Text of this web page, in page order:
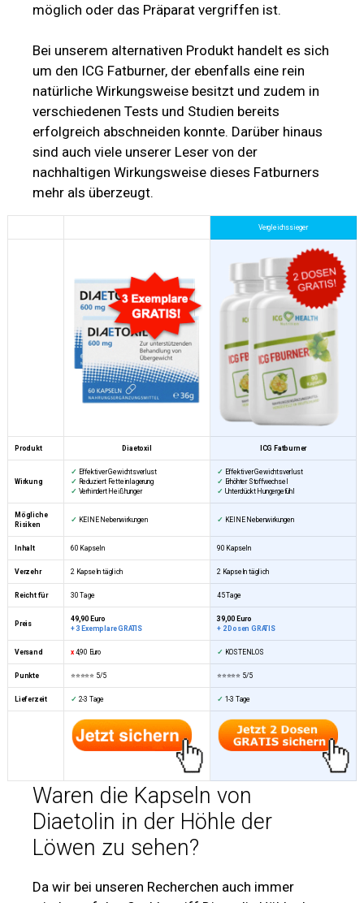
möglich oder das Präparat vergriffen ist.
Bei unserem alternativen Produkt handelt es sich
um den ICG Fatburner, der ebenfalls eine rein
natürliche Wirkungsweise besitzt und zudem in
verschiedenen Tests und Studien bereits
erfolgreich abschneiden konnte. Darüber hinaus
sind auch viele unserer Leser von der
nachhaltigen Wirkungsweise dieses Fatburners
mehr als überzeugt.
Vergleichssieger
Produkt Diaetoxil ICG Fatburner
Wirkung
✓ Effektiver Gewichtsverlust
✓ Reduziert Fetteinlagerung
✓ Verhindert Heißhunger
✓ Effektiver Gewichtsverlust
✓ Erhöhter Stoffwechsel
✓ Unterdrückt Hungergefühl
Mögliche
Risiken
✓ KEINE Nebenwirkungen ✓ KEINE Nebenwirkungen
Inhalt 60 Kapseln 90 Kapseln
Verzehr 2 Kapseln täglich 2 Kapseln täglich
Reicht für 30 Tage 45 Tage
Preis
49,90 Euro
+ 3 Exemplare GRATIS
39,00 Euro
+ 2 Dosen GRATIS
Versand x4,90 Euro ✓ KOSTENLOS
Punkte ⭐⭐⭐⭐⭐ 5/5 ⭐⭐⭐⭐⭐ 5/5
Lieferzeit ✓ 2-3 Tage ✓ 1-3 Tage
Waren die Kapseln von
Diaetolin in der Höhle der
Löwen zu sehen?
Da wir bei unseren Recherchen auch immer